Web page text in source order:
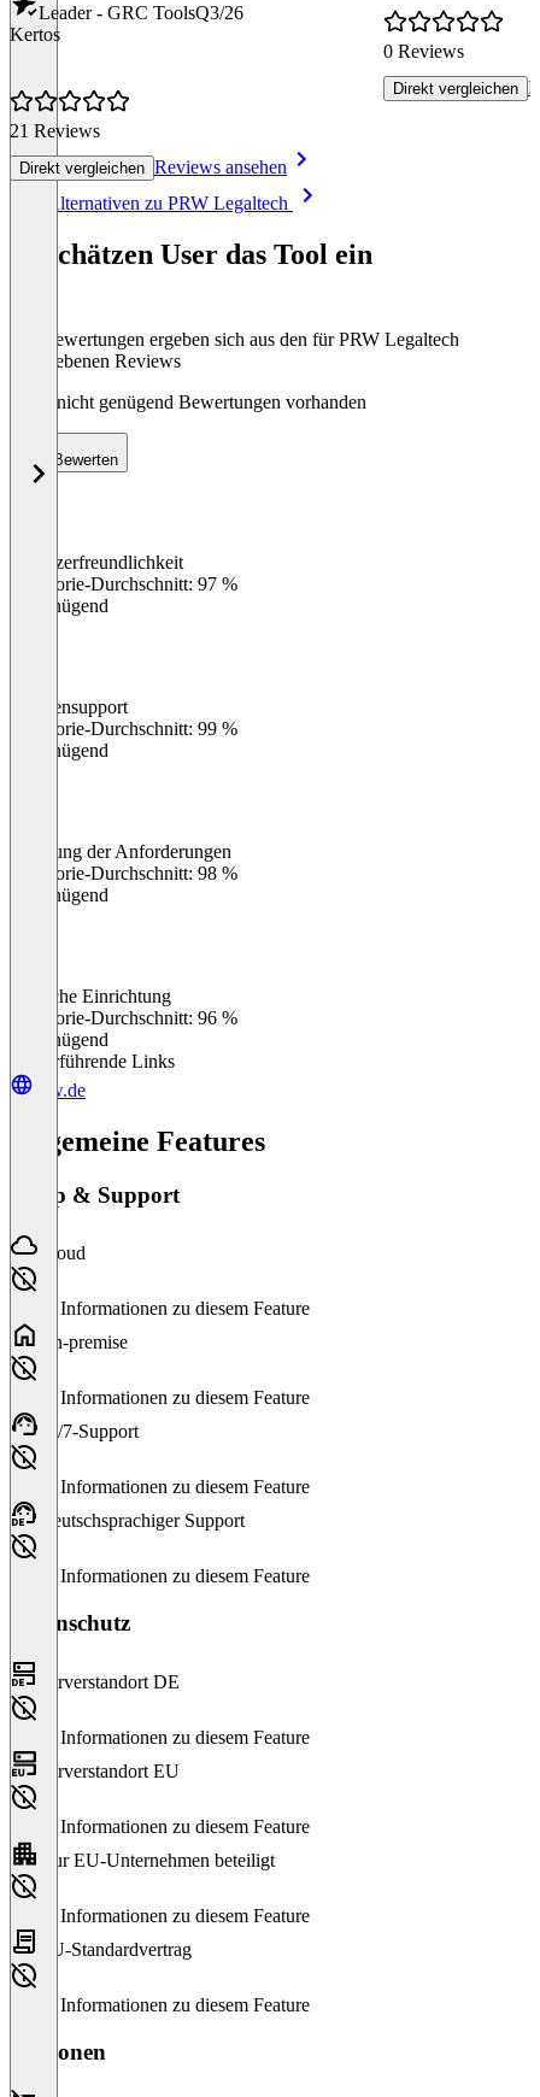
Leader - GRC ToolsQ3/26
Kertos
21 Reviews
Direkt vergleichen Reviews ansehen
0 Reviews
Direkt vergleichen
Alle Alternativen zu PRW Legaltech
So schätzen User das Tool ein
Die Bewertungen ergeben sich aus den für PRW Legaltech
abgegebenen Reviews
Noch nicht genügend Bewertungen vorhanden
Bewerten
Benutzerfreundlichkeit
Kategorie-Durchschnitt: 97 %
Ungenügend
Kundensupport
Kategorie-Durchschnitt: 99 %
Ungenügend
Erfüllung der Anforderungen
Kategorie-Durchschnitt: 98 %
Ungenügend
Einfache Einrichtung
Kategorie-Durchschnitt: 96 %
Ungenügend
Weiterführende Links
prw.de
Allgemeine Features
Setup & Support
Cloud
Keine Informationen zu diesem Feature
On-premise
Keine Informationen zu diesem Feature
24/7-Support
Keine Informationen zu diesem Feature
Deutschsprachiger Support
Keine Informationen zu diesem Feature
Datenschutz
Serverstandort DE
Keine Informationen zu diesem Feature
Serverstandort EU
Keine Informationen zu diesem Feature
Nur EU-Unternehmen beteiligt
Keine Informationen zu diesem Feature
EU-Standardvertrag
Keine Informationen zu diesem Feature
Versionen